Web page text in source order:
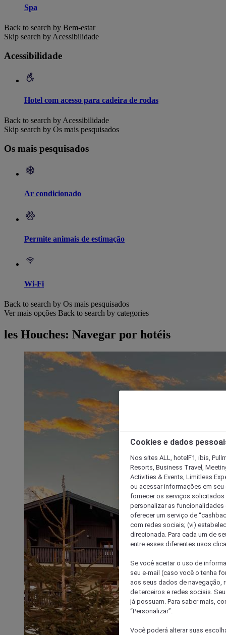
Spa
Back to search by Bem-estar
Skip search by Acessibilidade
Acessibilidade
Hotel com acesso para cadeira de rodas
Back to search by Acessibilidade
Skip search by Os mais pesquisados
Os mais pesquisados
Ar condicionado
Permite animais de estimação
Wi-Fi
Back to search by Os mais pesquisados
Ver mais opções Back to search by categories
les Houches: Navegar por hotéis
Cookies e dados
Nos sites ALL, hotelF1, ibis,
Resorts, Business Travel,
Activities & Events, Limitless
ou acessar informações em
fornecer os serviços solicitados
personalizar as
oferecer um serviço de
com redes sociais; (vi)
direcionada. Para cada um de
entre esses diferentes usos
Se você aceitar o uso de
seu e-mail (caso você o tenha
aos seus dados de navegação,
de terceiros e redes sociais.
já possuam. Para saber mais,
“Personalizar”.
Você poderá alterar suas